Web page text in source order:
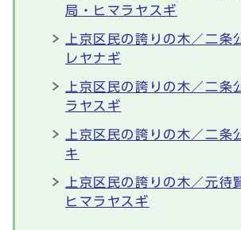
局・ヒマラヤスギ
上京区民の誇りの木／二条
レヤナギ
上京区民の誇りの木／二条
ラヤスギ
上京区民の誇りの木／二条
キ
上京区民の誇りの木／元待
ヒマラヤスギ